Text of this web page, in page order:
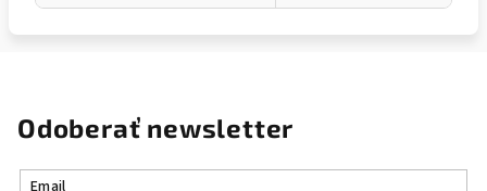
Odoberať newsletter
Email